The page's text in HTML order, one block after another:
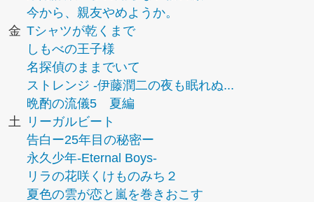
今から、親友やめようか。
金 Tシャツが乾くまで
しもべの王子様
名探偵のままでいて
ストレンジ -伊藤潤二の夜も眠れぬ...
晩酌の流儀5 夏編
土
リーガルビート
告白ー25年目の秘密ー
永久少年-Eternal Boys-
リラの花咲くけものみち２
夏色の雲が恋と嵐を巻きおこす